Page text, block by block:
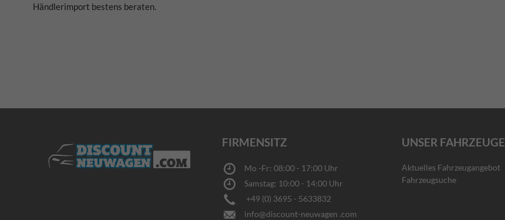
Händlerimport bestens beraten.
FIRMENSITZ
Mo -Fr: 08:00 - 17:00 Uhr
Samstag: 10:00 - 14:00 Uhr
+49 (0) 3695 - 5633832
info@discount-neuwagen .com
UNSER FAHRZEUGE
Aktuelles Fahrzeugangebot
Fahrzeugsuche